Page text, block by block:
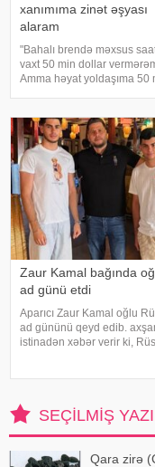
xanımıma zinət əşyası
alaram
"Bahalı brendə məxsus
vaxt 50 min dollar
Amma həyat yoldaşıma 50
istinadən xəbər verir ki, bu
Xalq artisti Emin Ağalaro
Zaur Kamal bağında
ad günü etdi
Aparıcı Zaur Kamal oğlu
ad gününü qeyd edib.
istinadən xəbər verir ki,
SEÇILMIŞ
Qara zirə